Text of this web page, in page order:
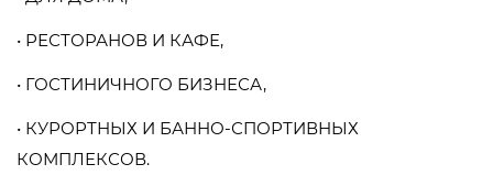
• РЕСТОРАНОВ И КАФЕ,
• ГОСТИНИЧНОГО БИЗНЕСА,
• КУРОРТНЫХ И БАННО-СПОРТИВНЫХ
КОМПЛЕКСОВ.